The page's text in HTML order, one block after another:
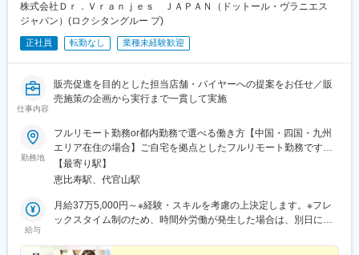
株式会社Ｄｒ．Ｖｒａｎｊｅｓ ＪＡＰＡＮ（ドットール・ヴラニエス
ジャパン）(ロクシタングルー プ)
正社員 転勤なし 業種未経験歓迎
仕事内容
販売促進を目的とした担当店舗・バイヤーへの提案をお任せ／販
売施策の企画から実行まで一貫して実施
勤務地
フルリモート勤務or都内勤務で選べる働き方【中国・四国・九州
エリア在住の場合】ご自宅を拠点としたフルリモート勤務です。
担当エリアの顧客先へは直行直帰遠方の場合は出張対応あり。※出
張先では車移動もございます。（AT限定可）【首都圏在住者の場
張頻度：月1-2回（2泊～5泊程度）
【最寄り駅】
恵比寿駅、代官山駅
給与
月給37万5,000円～※経験・スキルを考慮の上決定します。※フレ
ックスタイム制のため、時間外労働が発生した場合は、別日に勤
を給与に還元年2回の面談で、半期ごとの評価をフィードバック。